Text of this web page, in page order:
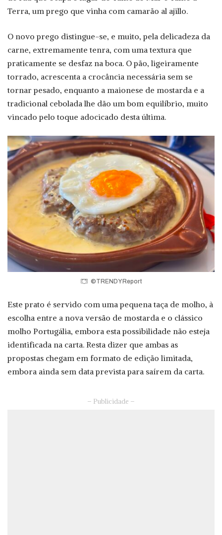
Terra, um prego que vinha com camarão al ajillo.
O novo prego distingue-se, e muito, pela delicadeza da
carne, extremamente tenra, com uma textura que
praticamente se desfaz na boca. O pão, ligeiramente
torrado, acrescenta a crocância necessária sem se
tornar pesado, enquanto a maionese de mostarda e a
tradicional cebolada lhe dão um bom equilíbrio, muito
vincado pelo toque adocicado desta última.
©TRENDY Report
Este prato é servido com uma pequena taça de molho, à
escolha entre a nova versão de mostarda e o clássico
molho Portugália, embora esta possibilidade não esteja
identificada na carta. Resta dizer que ambas as
propostas chegam em formato de edição limitada,
embora ainda sem data prevista para saírem da carta.
– Publicidade –